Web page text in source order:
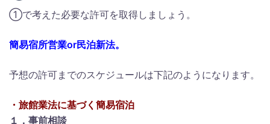
①で考えた必要な許可を取得しましょう。
簡易宿所営業or民泊新法。
予想の許可までのスケジュールは下記のようになります。
・旅館業法に基づく簡易宿泊
１．事前相談